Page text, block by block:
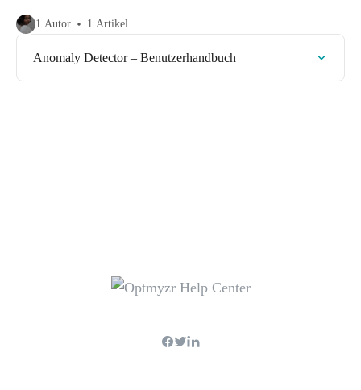
1 Autor 1 Artikel
Anomaly Detector – Benutzerhandbuch